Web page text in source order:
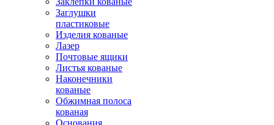
Заглушки
пластиковые
Изделия кованые
Лазер
Почтовые ящики
Листья кованые
Наконечники
кованые
Обжимная полоса
кованая
Основания